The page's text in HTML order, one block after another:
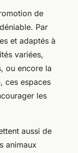
de
Par
et adaptés à
variées,
ou encore la
ces espaces
les
aussi de
animaux